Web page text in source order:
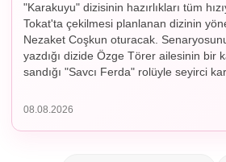
"Karakuyu" dizisinin hazırlıkları tüm
Tokat'ta çekilmesi planlanan dizinin
Nezaket Coşkun oturacak.
yazdığı dizide Özge Törer ailesinin bir
sandığı "Savcı Ferda" rolüyle seyirci
08.08.2026